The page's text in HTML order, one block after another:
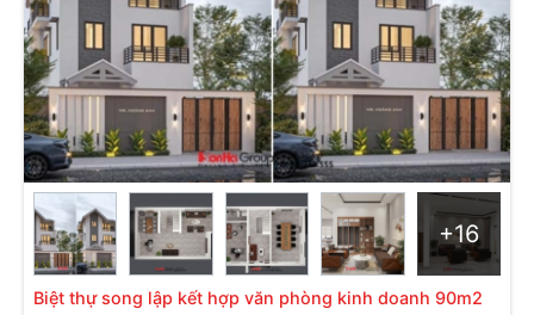
thự mái thái thường có quy mô từ 1 đến 3 tầng, với
thiết kế cầu kỳ và phức tạp, cùng diện tích mái lớn,
do đó chi phí thi công tương đối cao.
+16
Biệt thự song lập kết hợp văn phòng kinh doanh 90m2